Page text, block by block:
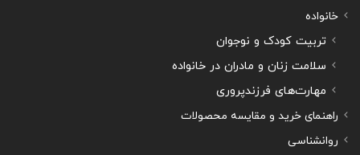
خانواده
تربیت کودک و نوجوان
سلامت زنان و مادران در خانواده
مهارت‌های فرزندپروری
راهنمای خرید و مقایسه محصولات
روانشناسی